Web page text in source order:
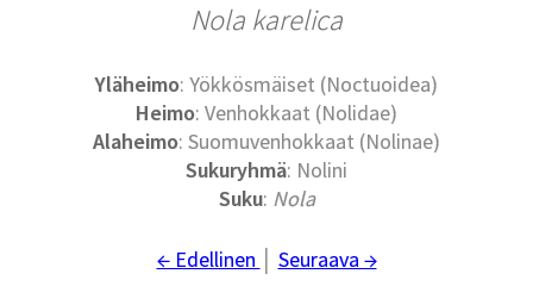
Nola karelica
Yläheimo: Yökkösmäiset (Noctuoidea)
Heimo: Venhokkaat (Nolidae)
Alaheimo: Suomuvenhokkaat (Nolinae)
Sukuryhmä: Nolini
Suku: Nola
← Edellinen Seuraava →